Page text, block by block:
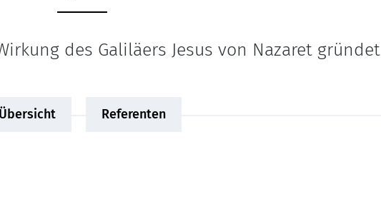
des Galiläers Jesus von Nazaret gründet
Übersicht Referenten